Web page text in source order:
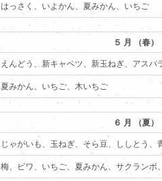
はっさく、いよかん、夏みかん、いちご
５ 月 （春）
えんどう、新キャベツ、新玉ねぎ、アスパ
夏みかん、いちご、木いちご
６ 月 （夏）
じゃがいも、玉ねぎ、そら豆、ししとう、
梅、ビワ、いちご、夏みかん、サクランボ